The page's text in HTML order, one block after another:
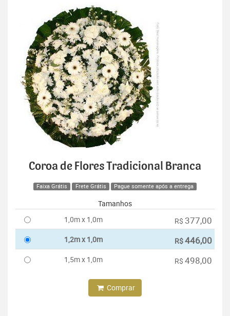
Coroa de Flores Tradicional Branca
Faixa Grátis Frete Grátis Pague somente após a entrega
Tamanhos
1,0m x 1,0m
R$ 377,00
1,2m x 1,0m R$446,00
1,5m x 1,0m R$ 498,00
Comprar